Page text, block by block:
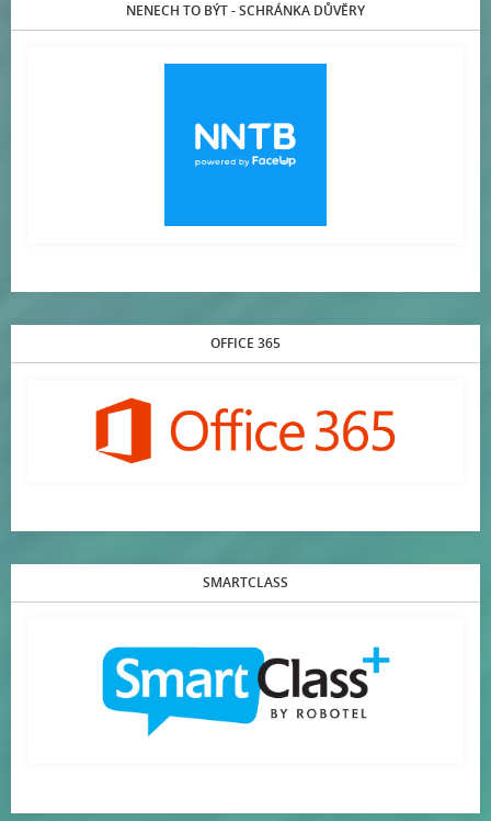
NENECH TO BÝT - SCHRÁNKA DŮVĚRY
OFFICE 365
SMARTCLASS